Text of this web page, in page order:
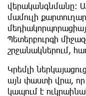
վերականգնմանը։
մամուլի
Պետերբուրգի
շրջանակներում,
Կրեմլի
այն փաստի վրա,
կապում է